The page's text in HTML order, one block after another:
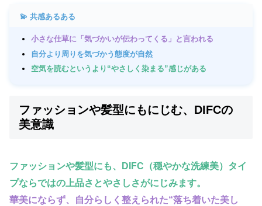
💫 共感あるある
小さな仕草に「気づかいが伝わってくる」と言われる
自分より周りを気づかう態度が自然
空気を読むというより“やさしく染まる”感じがある
ファッションや髪型にもにじむ、DIFCの
美意識
ファッションや髪型にも、DIFC（穏やかな洗練美）タイ
プならではの上品さとやさしさがにじみます。
華美にならず、自分らしく整えられた“落ち着いた美し